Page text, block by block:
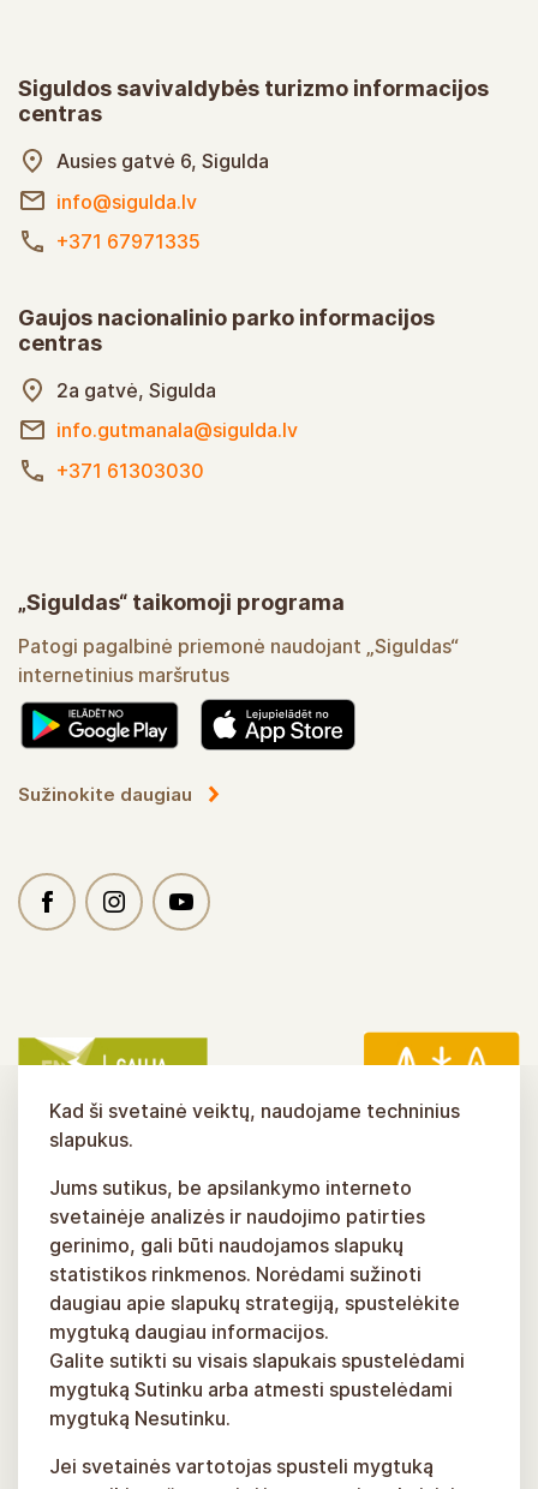
Siguldos savivaldybės turizmo informacijos
centras
Ausies gatvė 6, Sigulda
info@sigulda.lv
+371 67971335
Gaujos nacionalinio parko informacijos
centras
2a gatvė, Sigulda
info.gutmanala@sigulda.lv
+371 61303030
„Siguldas“ taikomoji programa
Patogi pagalbinė priemonė naudojant „Siguldas“
internetinius maršrutus
Sužinokite daugiau
Kad ši svetainė veiktų, naudojame techninius
slapukus.
Jums sutikus, be apsilankymo interneto
svetainėje analizės ir naudojimo patirties
gerinimo, gali būti naudojamos slapukų
statistikos rinkmenos. Norėdami sužinoti
daugiau apie slapukų strategiją, spustelėkite
mygtuką daugiau informacijos.
Galite sutikti su visais slapukais spustelėdami
mygtuką Sutinku arba atmesti spustelėdami
mygtuką Nesutinku.
Jei svetainės vartotojas spusteli mygtuką